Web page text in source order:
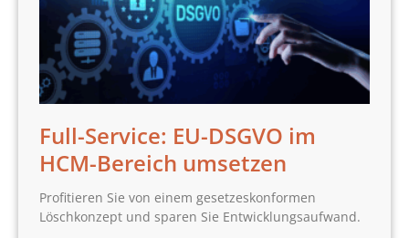
Full-Service: EU-DSGVO im
HCM-Bereich umsetzen
Profitieren Sie von einem gesetzeskonformen
Löschkonzept und sparen Sie Entwicklungsaufwand.